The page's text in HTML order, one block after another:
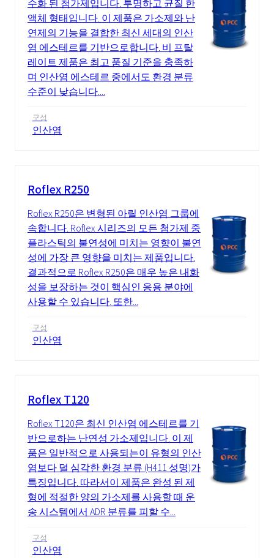
수화 된 첨가제입니다. 투명하고 균질 한
액체 형태입니다. 이 제품은 가소제와 난
연제의 기능을 결합한 최신 세대의 인산
염 에스테르를 기반으로합니다. 비 프탈
레이트 제품은 최고 품질 기준을 충족하
며 인산염 에스테르 중에서도 환경 분류
수준이 낮습니다....
구성
인산염
Roflex R250
Roflex R250은 변형된 아릴 인산염 그룹에
속합니다. Roflex 시리즈의 모든 첨가제 중
플라스틱의 불연성에 미치는 영향이 불연
성에 가장 큰 영향을 미치는 제품입니다.
결과적으로 Roflex R250은 매우 높은 내화
성을 보장하는 것이 핵심인 응용 분야에
사용할 수 있습니다. 또한...
구성
인산염
Roflex T120
Roflex T120은 최신 인산염 에스테르를 기
반으로하는 난연성 가소제입니다. 이 제
품은 일반적으로 사용되는이 유형의 인산
염보다 덜 심각한 환경 분류 (H411 성명)가
특징입니다. 따라서이 제품은 완성 된 제
형에 적절한 양의 가소제를 사용할 때 운
송 시스템에서 ADR 분류를 피할 수...
구성
인산염